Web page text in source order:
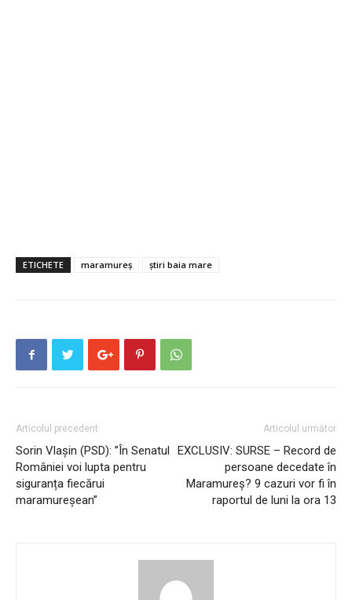
ETICHETE maramureș știri baia mare
Articolul precedent
Sorin Vlașin (PSD): ”În Senatul
României voi lupta pentru
siguranța fiecărui
maramureșean”
Articolul următor
EXCLUSIV: SURSE – Record de
persoane decedate în
Maramureș? 9 cazuri vor fi în
raportul de luni la ora 13